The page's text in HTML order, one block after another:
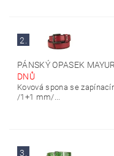
2.
PÁNSKÝ OPASEK
DNŮ
Kovová spona se
/1+1 mm/...
3.